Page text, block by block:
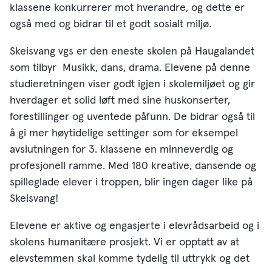
klassene konkurrerer mot hverandre, og dette er
også med og bidrar til et godt sosialt miljø.
Skeisvang vgs er den eneste skolen på Haugalandet
som tilbyr Musikk, dans, drama. Elevene på denne
studieretningen viser godt igjen i skolemiljøet og gir
hverdager et solid løft med sine huskonserter,
forestillinger og uventede påfunn. De bidrar også til
å gi mer høytidelige settinger som for eksempel
avslutningen for 3. klassene en minneverdig og
profesjonell ramme. Med 180 kreative, dansende og
spilleglade elever i troppen, blir ingen dager like på
Skeisvang!
Elevene er aktive og engasjerte i elevrådsarbeid og i
skolens humanitære prosjekt. Vi er opptatt av at
elevstemmen skal komme tydelig til uttrykk og det